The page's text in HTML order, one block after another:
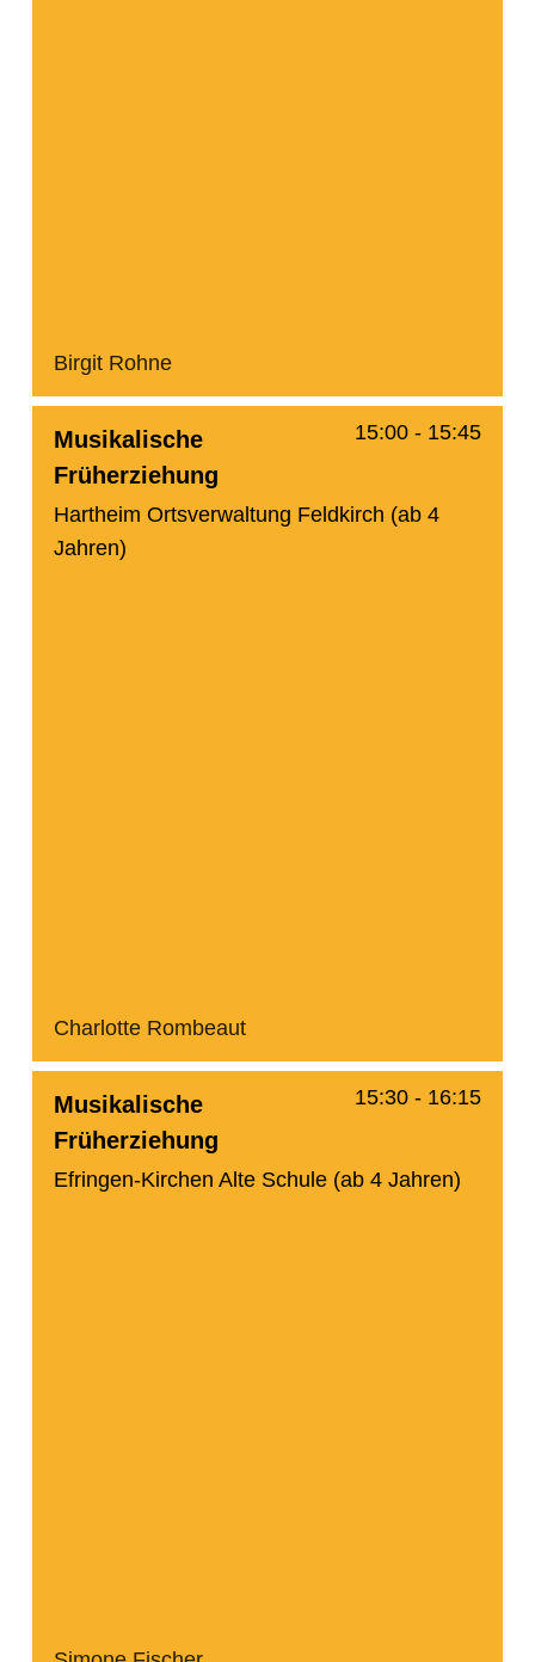
Birgit Rohne
15:00 - 15:45
Musikalische
Früherziehung
Hartheim Ortsverwaltung Feldkirch (ab 4
Jahren)
Charlotte Rombeaut
15:30 - 16:15
Musikalische
Früherziehung
Efringen-Kirchen Alte Schule (ab 4 Jahren)